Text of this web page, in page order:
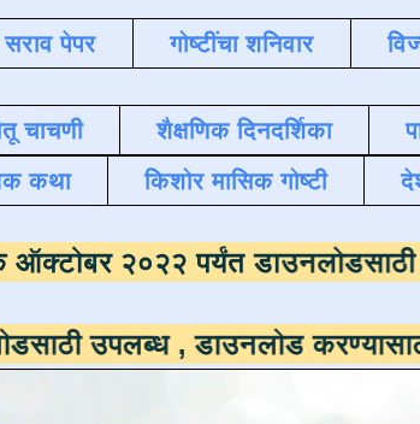
पेपर गोष्टींचा शनिवार
चाचणी शैक्षणिक दिनदर्शिका
कथा किशोर मासिक गोष्टी
दिनांक ऑक्टोबर २०२२ पर्यंत
,डाउनलोड करण्यासाठी येथे